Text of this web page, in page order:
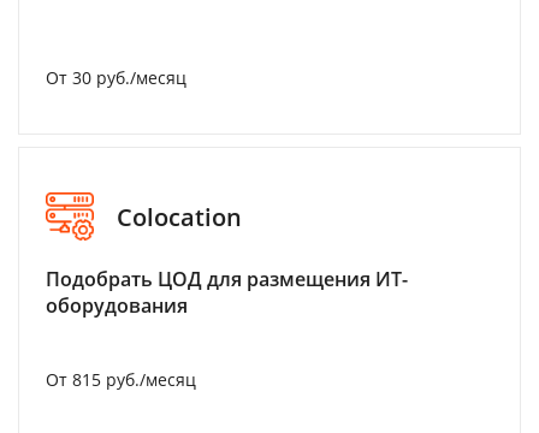
От 30 руб./месяц
Colocation
Подобрать ЦОД для размещения ИТ-
оборудования
От 815 руб./месяц